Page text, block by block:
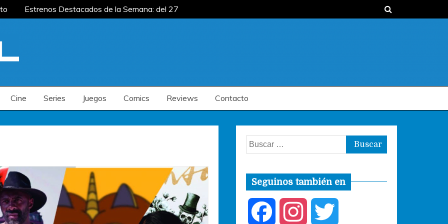
Estrenos Destacados de la Semana: del 27
Cine Series Juegos Comics Reviews Contacto
Buscar:
Seguinos también en